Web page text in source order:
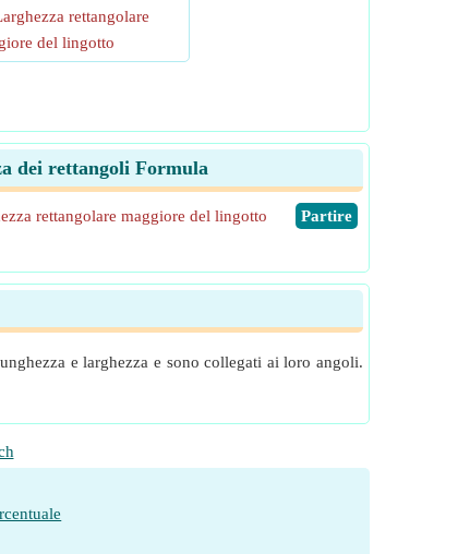
rettangolare
del lingotto
dei rettangoli Formula
​Partire
rettangolare maggiore del lingotto
e larghezza e sono collegati ai loro angoli.